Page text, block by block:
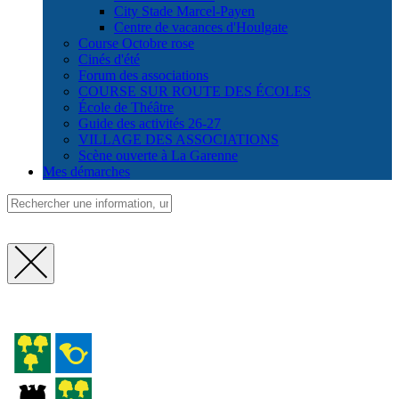
City Stade Marcel-Payen
Centre de vacances d'Houlgate
Course Octobre rose
Cinés d'été
Forum des associations
COURSE SUR ROUTE DES ÉCOLES
École de Théâtre
Guide des activités 26-27
VILLAGE DES ASSOCIATIONS
Scène ouverte à La Garenne
Mes démarches
Fermer